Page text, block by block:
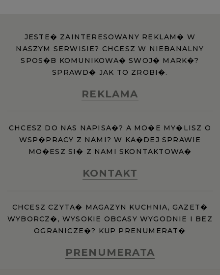
JESTE� ZAINTERESOWANY REKLAM� W
NASZYM SERWISIE? CHCESZ W NIEBANALNY
SPOS�B KOMUNIKOWA� SWOJ� MARK�?
SPRAWD� JAK TO ZROBI�.
REKLAMA
CHCESZ DO NAS NAPISA�? A MO�E MY�LISZ O
WSP�PRACY Z NAMI? W KA�DEJ SPRAWIE
MO�ESZ SI� Z NAMI SKONTAKTOWA�
KONTAKT
CHCESZ CZYTA� MAGAZYN KUCHNIA, GAZET�
WYBORCZ�, WYSOKIE OBCASY WYGODNIE I BEZ
OGRANICZE�? KUP PRENUMERAT�
PRENUMERATA